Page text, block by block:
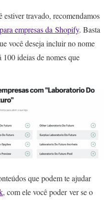
estiver travado, recomendamos
empresas da Shopify. Basta
você deseja incluir no nome
ideias de nomes que
que podem te ajudar
, com ele você poder ver se o